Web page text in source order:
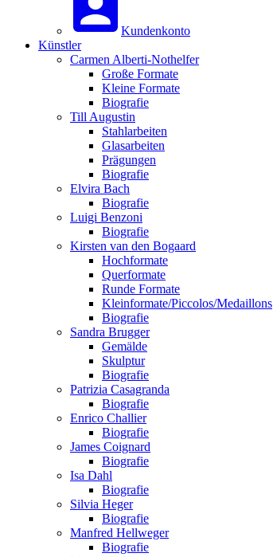
Kundenkonto
Künstler
Carmen Alberti-Nothelfer
Große Formate
Kleine Formate
Biografie
Till Augustin
Stahlarbeiten
Glasarbeiten
Prägungen
Biografie
Elvira Bach
Biografie
Luigi Benzoni
Biografie
Kirsten van den Bogaard
Hochformate
Querformate
Runde Formate
Kleinformate/Piccolos/Medaillons
Biografie
Sandra Brugger
Gemälde
Skulptur
Biografie
Patrizia Casagranda
Biografie
Enrico Challier
Biografie
James Coignard
Biografie
Isa Dahl
Biografie
Silvia Heger
Biografie
Manfred Hellweger
Biografie